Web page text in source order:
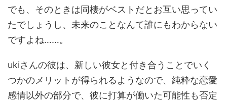
でも、そのときは同棲がベストだとお互い思ってい
たでしょうし、未来のことなんて誰にもわからない
ですよね……。
ukiさんの彼は、新しい彼女と付き合うことでいく
つかのメリットが得られるようなので、純粋な恋愛
感情以外の部分で、彼に打算が働いた可能性も否定